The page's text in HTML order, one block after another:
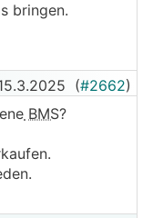
bringen.
(#2662)
BMS?